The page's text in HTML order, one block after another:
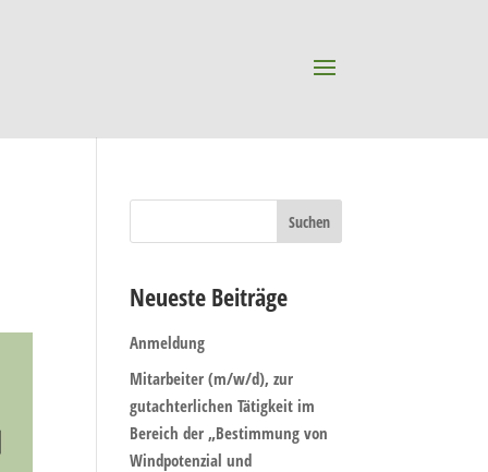
Neueste Beiträge
Anmeldung
Mitarbeiter (m/w/d), zur
gutachterlichen Tätigkeit im
Bereich der „Bestimmung von
Windpotenzial und